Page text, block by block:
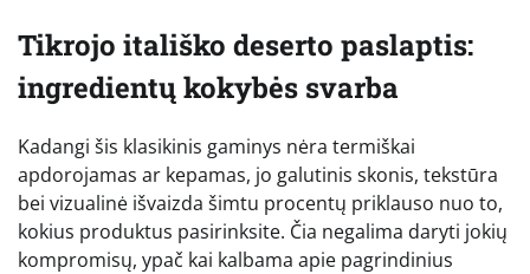
Tikrojo itališko deserto paslaptis:
ingredientų kokybės svarba
Kadangi šis klasikinis gaminys nėra termiškai
apdorojamas ar kepamas, jo galutinis skonis, tekstūra
bei vizualinė išvaizda šimtu procentų priklauso nuo to,
kokius produktus pasirinksite. Čia negalima daryti jokių
kompromisų, ypač kai kalbama apie pagrindinius